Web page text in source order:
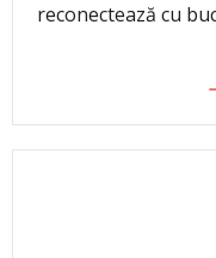
reconectează cu